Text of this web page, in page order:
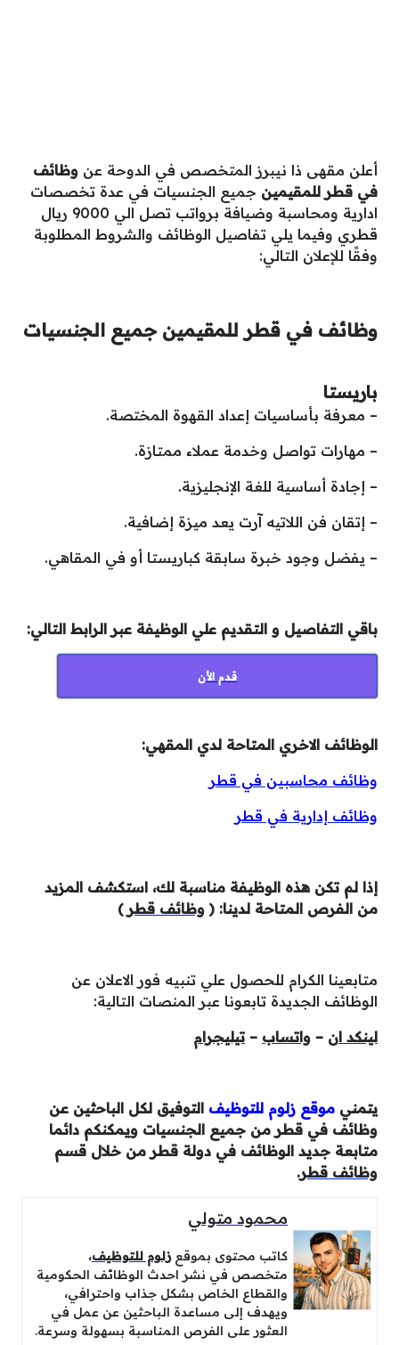
أعلن مقهى ذا نيبرز المتخصص في الدوحة عن وظائف
في قطر للمقيمين جميع الجنسيات في عدة تخصصات
ادارية ومحاسبة وضيافة برواتب تصل الي 9000 ريال
قطري وفيما يلي تفاصيل الوظائف والشروط المطلوبة
وفقًا للإعلان التالي:
وظائف في قطر للمقيمين جميع الجنسيات
باريستا
– معرفة بأساسيات إعداد القهوة المختصة.
– مهارات تواصل وخدمة عملاء ممتازة.
– إجادة أساسية للغة الإنجليزية.
– إتقان فن اللاتيه آرت يعد ميزة إضافية.
– يفضل وجود خبرة سابقة كباريستا أو في المقاهي.
باقي التفاصيل و التقديم علي الوظيفة عبر الرابط التالي:
قدم الأن
الوظائف الاخري المتاحة لدي المقهي:
وظائف محاسبين في قطر
وظائف إدارية في قطر
إذا لم تكن هذه الوظيفة مناسبة لك، استكشف المزيد
من الفرص المتاحة لدينا: ( وظائف قطر )
متابعينا الكرام للحصول علي تنبيه فور الاعلان عن
الوظائف الجديدة تابعونا عبر المنصات التالية:
لينكد ان – واتساب –تيليجرام
يتمني موقع زلوم للتوظيف التوفيق لكل الباحثين عن
وظائف في قطر من جميع الجنسيات ويمكنكم دائما
متابعة جديد الوظائف في دولة قطر من خلال قسم
وظائف قطر.
محمود متولي
كاتب محتوى بموقعزلوم للتوظيف،
متخصص في نشر احدث الوظائف الحكومية
والقطاع الخاص بشكل جذاب واحترافي،
ويهدف إلى مساعدة الباحثين عن عمل في
العثور على الفرص المناسبة بسهولة وسرعة.